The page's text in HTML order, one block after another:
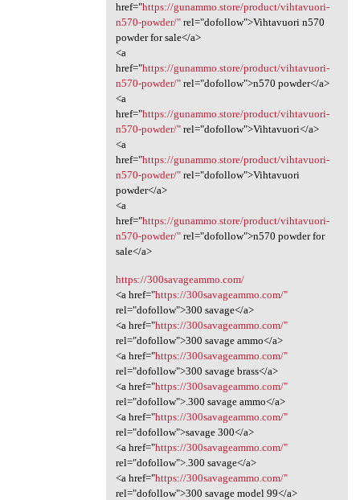
href="https://gunammo.store/product/vihtavuori-
n570-powder/"rel="dofollow">Vihtavuori n570
powder for sale</a>
<a
href="https://gunammo.store/product/vihtavuori-
n570-powder/"rel="dofollow">n570 powder</a>
<a
href="https://gunammo.store/product/vihtavuori-
n570-powder/"rel="dofollow">Vihtavuori</a>
<a
href="https://gunammo.store/product/vihtavuori-
n570-powder/"rel="dofollow">Vihtavuori
powder</a>
<a
href="https://gunammo.store/product/vihtavuori-
n570-powder/"rel="dofollow">n570 powder for
sale</a>
https://300savageammo.com/
<a href="https://300savageammo.com/"
rel="dofollow">300 savage</a>
<a href="https://300savageammo.com/"
rel="dofollow">300 savage ammo</a>
<a href="https://300savageammo.com/"
rel="dofollow">300 savage brass</a>
<a href="https://300savageammo.com/"
rel="dofollow">.300 savage ammo</a>
<a href="https://300savageammo.com/"
rel="dofollow">savage 300</a>
<a href="https://300savageammo.com/"
rel="dofollow">.300 savage</a>
<a href="https://300savageammo.com/"
rel="dofollow">300 savage model 99</a>